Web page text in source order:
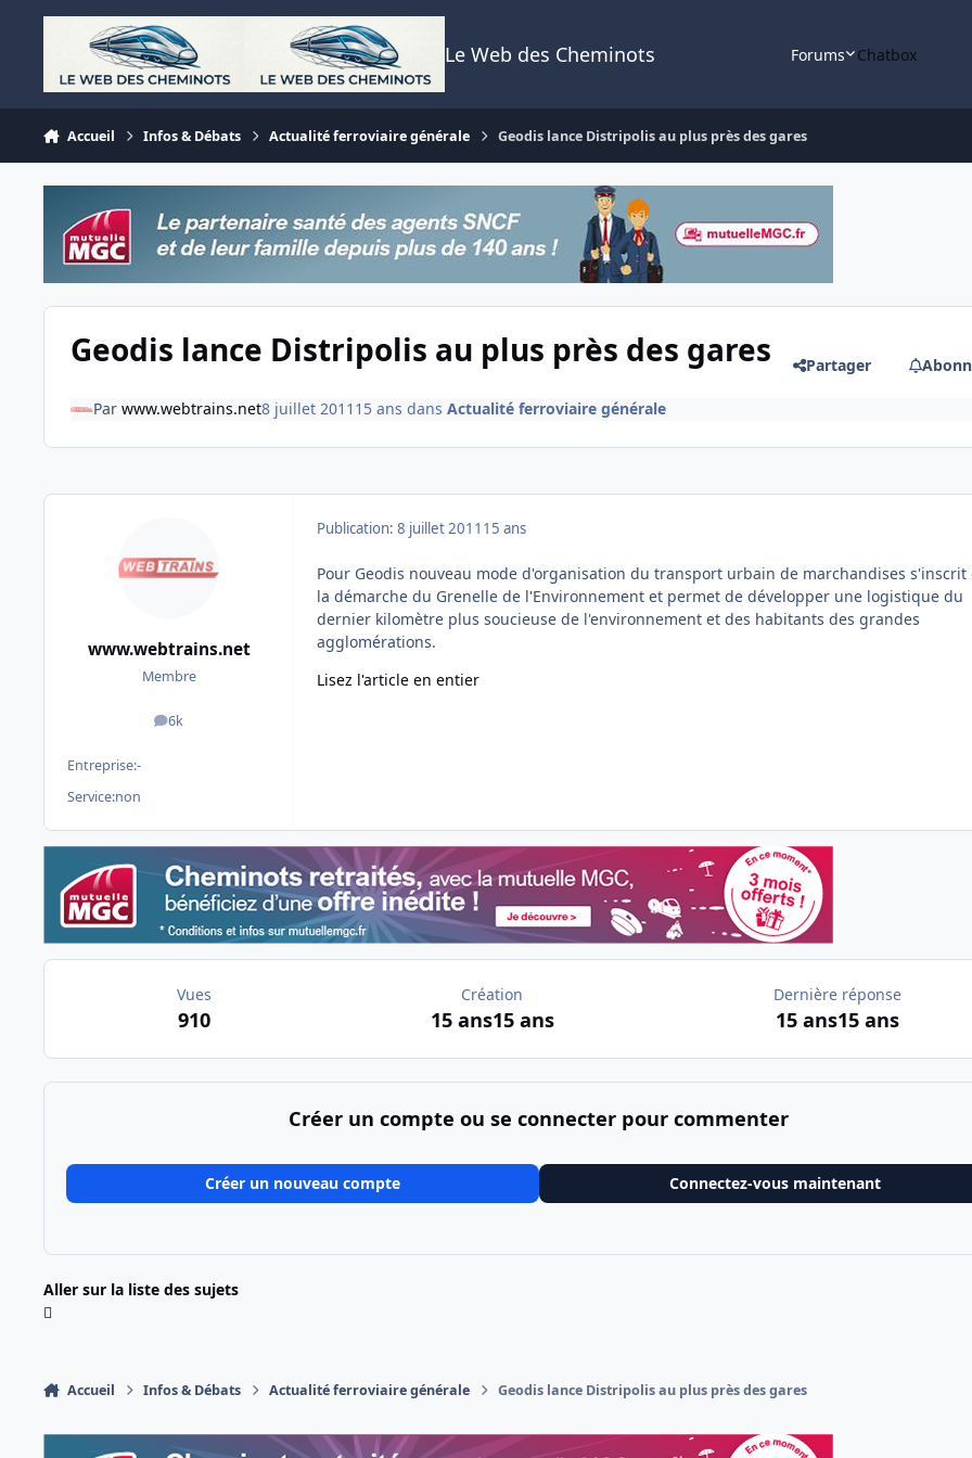
Aller au contenu
Le Web des Cheminots Forums Chatbox
Accueil Infos & Débats Actualité ferroviaire générale Geodis lance Distripolis au plus près des gares
Geodis lance Distripolis au plus près des gares Partager
Par www.webtrains.net8 juillet 2011 15 ans dans Actualité ferroviaire générale
www.webtrains.net
Membre
6k
messages
Entreprise:-
Service:non
Publication: 8 juillet 2011 15 ans
Pour Geodis nouveau mode d'organisation du transport urbain de marchandises s'inscrit
la démarche du Grenelle de l'Environnement et permet de développer une logistique du
dernier kilomètre plus soucieuse de l'environnement et des habitants des grandes
agglomérations.
Lisez l'article en entier
Vues
910
Création
15 ans15 ans
Dernière réponse
15 ans15 ans
Créer un compte ou se connecter pour commenter
Créer un nouveau compte Connectez-vous maintenant
Aller sur la liste des sujets
Accueil Infos & Débats Actualité ferroviaire générale Geodis lance Distripolis au plus près des gares